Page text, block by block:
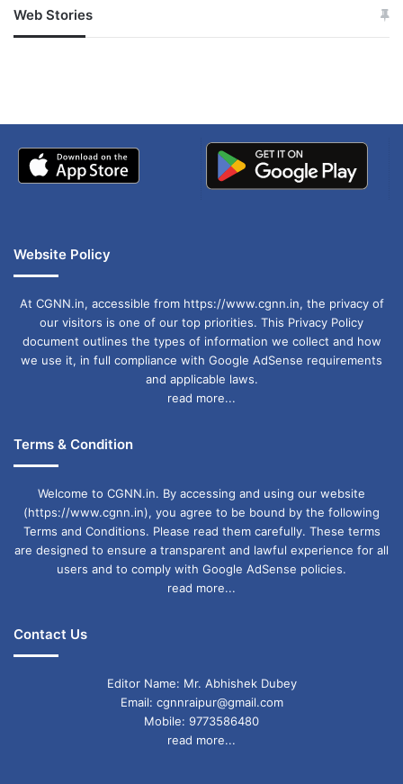
Web Stories
जम्मू-कश्मीर में बारिश से
अपडेट
खाई में धक्का… आरोपियों ने
Website Policy
At CGNN.in, accessible from https://www.cgnn.in, the privacy of
our visitors is one of our top priorities. This Privacy Policy
document outlines the types of information we collect and how
we use it, in full compliance with Google AdSense requirements
and applicable laws.
read more...
Terms & Condition
Welcome to CGNN.in. By accessing and using our website
(https://www.cgnn.in), you agree to be bound by the following
Terms and Conditions. Please read them carefully. These terms
are designed to ensure a transparent and lawful experience for all
users and to comply with Google AdSense policies.
read more...
Contact Us
Editor Name: Mr. Abhishek Dubey
Email: cgnnraipur@gmail.com
Mobile: 9773586480
read more...